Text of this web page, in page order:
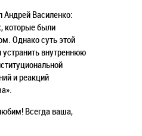
Андрей Василенко:
которые были
Однако суть этой
устранить внутреннюю
и реакций
Всегда ваша,